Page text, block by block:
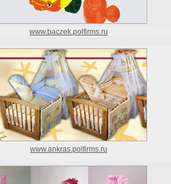
www.baczek.polfirms.ru
www.ankras.polfirms.ru